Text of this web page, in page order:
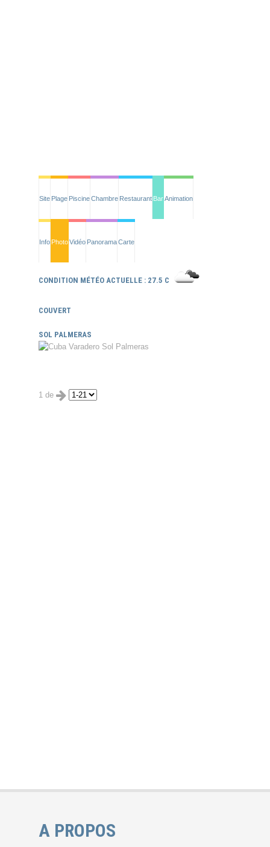
Site Plage PiscineChambre Restaurant BarAnimation
Info PhotoVidéo PanoramaCarte
CONDITION MÉTÉO ACTUELLE : 27.5 C
COUVERT
SOL PALMERAS
1 de
A PROPOS